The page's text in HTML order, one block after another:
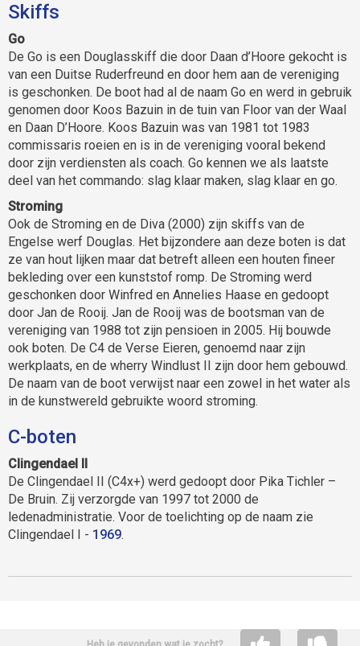
Skiffs
Go
De Go is een Douglasskiff die door Daan d’Hoore gekocht is
van een Duitse Ruderfreund en door hem aan de vereniging
is geschonken. De boot had al de naam Go en werd in gebruik
genomen door Koos Bazuin in de tuin van Floor van der Waal
en Daan D’Hoore. Koos Bazuin was van 1981 tot 1983
commissaris roeien en is in de vereniging vooral bekend
door zijn verdiensten als coach. Go kennen we als laatste
deel van het commando: slag klaar maken, slag klaar en go.
Stroming
Ook de Stroming en de Diva (2000) zijn skiffs van de
Engelse werf Douglas. Het bijzondere aan deze boten is dat
ze van hout lijken maar dat betreft alleen een houten fineer
bekleding over een kunststof romp. De Stroming werd
geschonken door Winfred en Annelies Haase en gedoopt
door Jan de Rooij. Jan de Rooij was de bootsman van de
vereniging van 1988 tot zijn pensioen in 2005. Hij bouwde
ook boten. De C4 de Verse Eieren, genoemd naar zijn
werkplaats, en de wherry Windlust II zijn door hem gebouwd.
De naam van de boot verwijst naar een zowel in het water als
in de kunstwereld gebruikte woord stroming.
C-boten
Clingendael II
De Clingendael II (C4x+) werd gedoopt door Pika Tichler –
De Bruin. Zij verzorgde van 1997 tot 2000 de
ledenadministratie. Voor de toelichting op de naam zie
Clingendael I - 1969.